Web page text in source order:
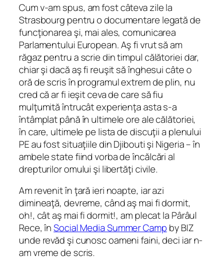
Cum v-am spus, am fost câteva zile la
Strasbourg pentru o documentare legată de
funcţionarea şi, mai ales, comunicarea
Parlamentului European. Aş fi vrut să am
răgaz pentru a scrie din timpul călătoriei dar,
chiar şi dacă aş fi reuşit să înghesui câte o
oră de scris în programul extrem de plin, nu
cred că ar fi ieşit ceva de care să fiu
mulţumită întrucât experienţa asta s-a
întâmplat până în ultimele ore ale călătoriei,
în care, ultimele pe lista de discuţii a plenului
PE au fost situaţiile din Djibouti şi Nigeria – în
ambele state fiind vorba de încălcări al
drepturilor omului şi libertăţi civile.
Am revenit în ţară ieri noapte, iar azi
dimineaţă, devreme, când aş mai fi dormit,
oh!, cât aş mai fi dormit!, am plecat la Pârâul
Rece, înSocial Media Summer Camp by BIZ
unde revăd şi cunosc oameni faini, deci iar n-
am vreme de scris.